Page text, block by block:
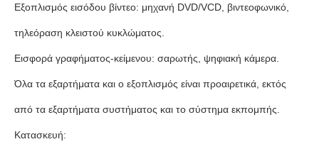
Εξοπλισμός εισόδου βίντεο: μηχανή DVD/VCD, βιντεοφωνικό,
τηλεόραση κλειστού κυκλώματος.
Εισφορά γραφήματος-κείμενου: σαρωτής, ψηφιακή κάμερα.
Όλα τα εξαρτήματα και ο εξοπλισμός είναι προαιρετικά, εκτός
από τα εξαρτήματα συστήματος και το σύστημα εκπομπής.
Κατασκευή: